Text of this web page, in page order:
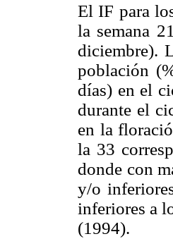
El IF para
la semana
diciembre).
población
días) en el
durante el
en la
la 33
donde con
y/o
inferiores a
(1994).